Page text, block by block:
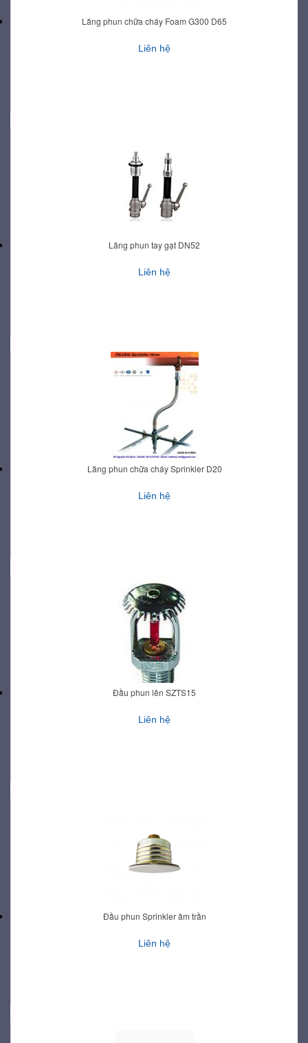
Lăng phun chữa cháy Foam G300 D65
Liên hệ
Lăng phun tay gạt DN52
Liên hệ
Lăng phun chữa cháy Sprinkler D20
Liên hệ
Đầu phun lên SZTS15
Liên hệ
Đầu phun Sprinkler âm trần
Liên hệ